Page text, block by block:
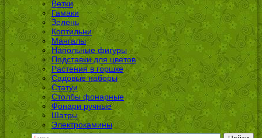
Ветки
Гамаки
Зелень
Коптильни
Мангалы
Напольные фигуры
Подставки для цветов
Растения в горшке
Садовые наборы
Статуи
Столбы фонарные
Фонари ручные
Шатры
Электрокамины